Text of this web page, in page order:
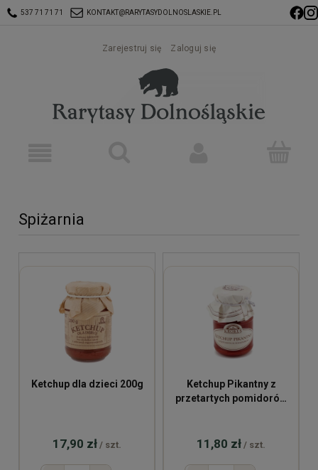
537 71 71 71 KONTAKT@RARYTASYDOLNOSLASKIE.PL
Zarejestruj się Zaloguj się
Spiżarnia
Ketchup dla dzieci 200g
17,90 zł / szt.
Ketchup Pikantny z
przetartych pomidorów
11,80 zł / szt.